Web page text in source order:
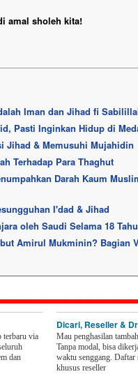
amal sholeh kita!
Iman dan Jihad fi
Pasti Inginkan Hidup di
Jihad & Memusuhi Mujahidin
Terhadap Para Thaghut
Darah Kaum
I'dad & Jihad
oleh Saudi Selama 18
Amirul Mukminin? Bagian
terbaru via
dan
Dicari, Reseller &
Mau penghasilan
Tanpa modal, bisa
waktu senggang. Daftar
khusus reseller